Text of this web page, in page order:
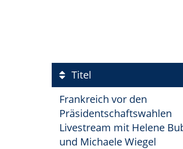
Titel
Frankreich vor den
Präsidentschaftswahlen
Livestream mit Helene
und Michaele Wiegel